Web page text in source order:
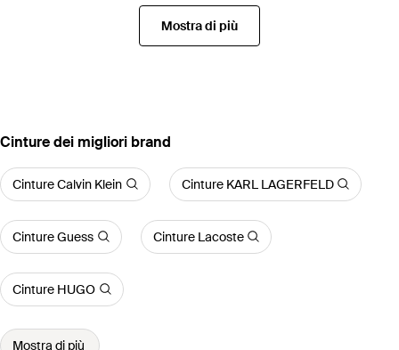
Mostra di più
‪Cinture‬ dei migliori brand
Cinture Calvin Klein Cinture KARL LAGERFELD
Cinture Guess Cinture Lacoste
Cinture HUGO
Mostra di più